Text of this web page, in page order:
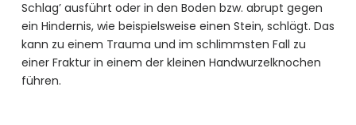
Schlag’ ausführt oder in den Boden bzw. abrupt gegen
ein Hindernis, wie beispielsweise einen Stein, schlägt. Das
kann zu einem Trauma und im schlimmsten Fall zu
einer Fraktur in einem der kleinen Handwurzelknochen
führen.